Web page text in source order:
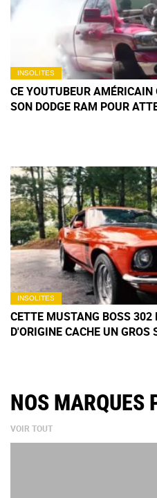
INSOLITES
CE YOUTUBEUR
SON DODGE RAM POUR
INSOLITES
CETTE MUSTANG BOSS
D'ORIGINE CACHE UN GROS
NOS MARQUES
VOIR TOUT